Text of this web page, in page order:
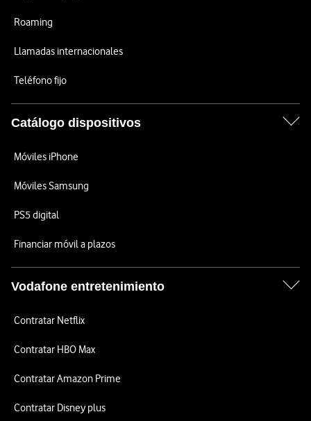
Roaming
Llamadas internacionales
Teléfono fijo
Catálogo dispositivos
Móviles iPhone
Móviles Samsung
PS5 digital
Financiar móvil a plazos
Vodafone entretenimiento
Contratar Netflix
Contratar HBO Max
Contratar Amazon Prime
Contratar Disney plus